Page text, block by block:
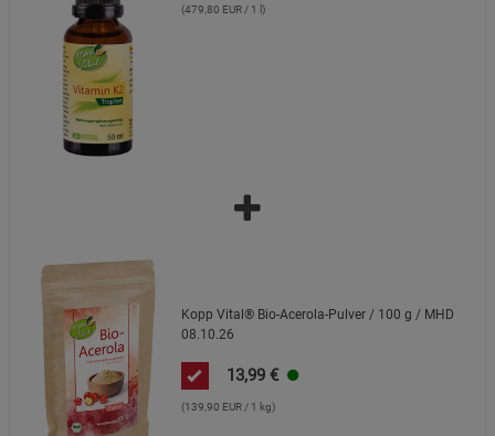
(479,80 EUR / 1 l)
Kopp Vital® Bio-Acerola-Pulver / 100 g / MHD
08.10.26
13,99 €
(139,90 EUR / 1 kg)